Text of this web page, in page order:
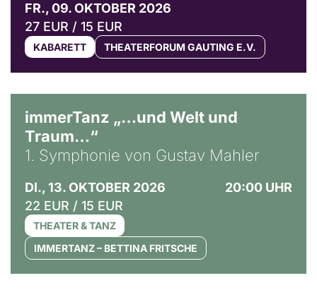
FR., 09. OKTOBER 2026
27 EUR / 15 EUR
KABARETT THEATERFORUM GAUTING E.V.
immerTanz „…und Welt und
Traum…“
1. Symphonie von Gustav Mahler
DI., 13. OKTOBER 2026
20:00 UHR
22 EUR / 15 EUR
THEATER & TANZ
IMMERTANZ – BETTINA FRITSCHE